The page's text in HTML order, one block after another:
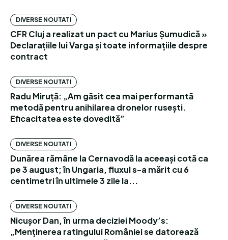
DIVERSE NOUTATI
CFR Cluj a realizat un pact cu Marius Șumudică »
Declarațiile lui Varga și toate informațiile despre
contract
DIVERSE NOUTATI
Radu Miruță: „Am găsit cea mai performantă
metodă pentru anihilarea dronelor rusești.
Eficacitatea este dovedită”
DIVERSE NOUTATI
Dunărea rămâne la Cernavodă la aceeași cotă ca
pe 3 august; în Ungaria, fluxul s-a mărit cu 6
centimetri în ultimele 3 zile la...
DIVERSE NOUTATI
Nicușor Dan, în urma deciziei Moody’s:
„Menținerea ratingului României se datorează